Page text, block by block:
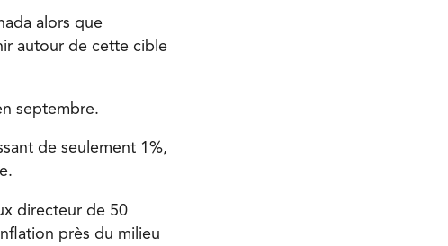
alors que
autour de cette cible
septembre.
de seulement 1%,
directeur de 50
près du milieu